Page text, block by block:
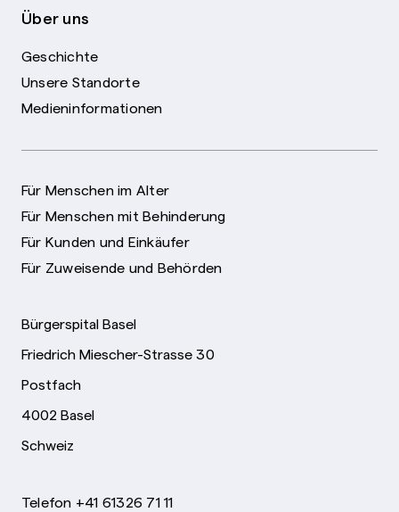
Über uns
Geschichte
Unsere Standorte
Medieninformationen
Für Menschen im Alter
Für Menschen mit Behinderung
Für Kunden und Einkäufer
Für Zuweisende und Behörden
Bürgerspital Basel
Friedrich Miescher-Strasse 30
Postfach
4002 Basel
Schweiz
Telefon +41 61326 71 11